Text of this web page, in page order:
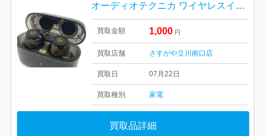
オーディオテクニカ ワイヤレスイヤホン ATH-CKS30TW+
買取金額 1,000 円
買取店舗 さすがや立川南口店
買取日 07月22日
買取種別 家電
買取品詳細